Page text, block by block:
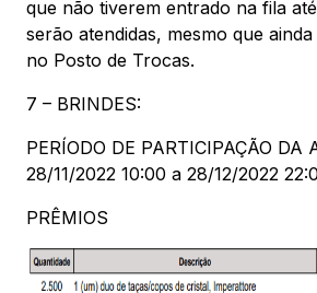
que não tiverem entrado na fila
serão atendidas, mesmo que
no Posto de Trocas.
7 – BRINDES:
PERÍODO DE PARTICIPAÇÃO DA
28/11/2022 10:00 a 28/12/2022
PRÊMIOS